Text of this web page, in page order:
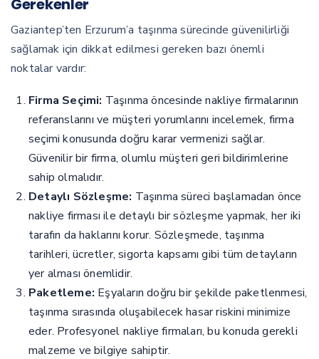
Gerekenler
Gaziantep’ten Erzurum’a taşınma sürecinde güvenilirliği
sağlamak için dikkat edilmesi gereken bazı önemli
noktalar vardır:
Firma Seçimi: Taşınma öncesinde nakliye firmalarının
referanslarını ve müşteri yorumlarını incelemek, firma
seçimi konusunda doğru karar vermenizi sağlar.
Güvenilir bir firma, olumlu müşteri geri bildirimlerine
sahip olmalıdır.
Detaylı Sözleşme: Taşınma süreci başlamadan önce
nakliye firması ile detaylı bir sözleşme yapmak, her iki
tarafın da haklarını korur. Sözleşmede, taşınma
tarihleri, ücretler, sigorta kapsamı gibi tüm detayların
yer alması önemlidir.
Paketleme: Eşyaların doğru bir şekilde paketlenmesi,
taşınma sırasında oluşabilecek hasar riskini minimize
eder. Profesyonel nakliye firmaları, bu konuda gerekli
malzeme ve bilgiye sahiptir.